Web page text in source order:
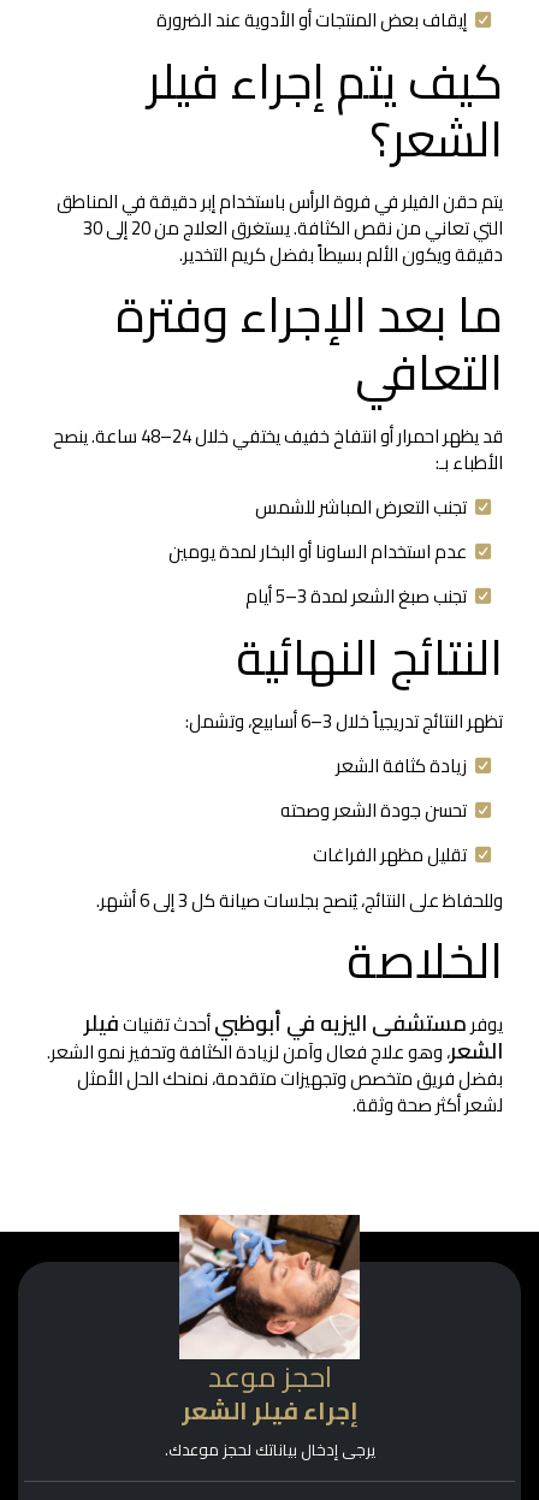
إيقاف بعض المنتجات أو الأدوية عند الضرورة
كيف يتم إجراء فيلر
الشعر؟
يتم حقن الفيلر في فروة الرأس باستخدام إبر دقيقة في المناطق
التي تعاني من نقص الكثافة. يستغرق العلاج من 20 إلى 30
دقيقة ويكون الألم بسيطاً بفضل كريم التخدير.
ما بعد الإجراء وفترة
التعافي
قد يظهر احمرار أو انتفاخ خفيف يختفي خلال 24–48 ساعة. ينصح
الأطباء بـ:
تجنب التعرض المباشر للشمس
عدم استخدام الساونا أو البخار لمدة يومين
تجنب صبغ الشعر لمدة 3–5 أيام
النتائج النهائية
تظهر النتائج تدريجياً خلال 3–6 أسابيع، وتشمل:
زيادة كثافة الشعر
تحسن جودة الشعر وصحته
تقليل مظهر الفراغات
وللحفاظ على النتائج، يُنصح بجلسات صيانة كل 3 إلى 6 أشهر.
الخلاصة
مستشفى اليزيه في أبوظبيأحدث تقنياتفيلر
الشعر، وهو علاج فعال وآمن لزيادة الكثافة وتحفيز نمو الشعر.
بفضل فريق متخصص وتجهيزات متقدمة، نمنحك الحل الأمثل
لشعر أكثر صحة وثقة.
احجز موعد
إجراء فيلر الشعر
يرجى إدخال بياناتك لحجز موعدك.